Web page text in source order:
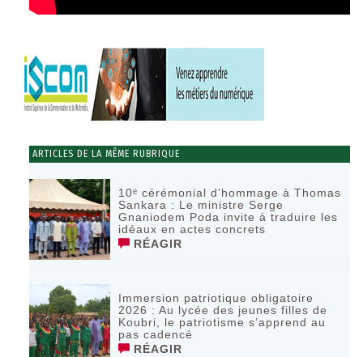
ARTICLES DE LA MÊME RUBRIQUE
10ᵉ cérémonial d’hommage à Thomas
Sankara : Le ministre Serge
Gnaniodem Poda invite à traduire les
idéaux en actes concrets
RÉAGIR
Immersion patriotique obligatoire
2026 : Au lycée des jeunes filles de
Koubri, le patriotisme s’apprend au
pas cadencé
RÉAGIR